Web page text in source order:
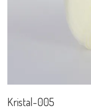
Kristal-005